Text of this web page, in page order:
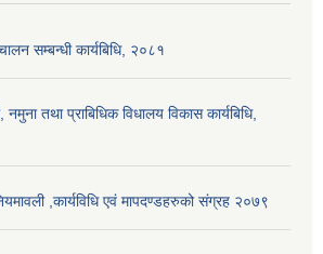
सम्बन्धी कार्यबिधि, २०८१
तथा प्राबिधिक विधालय विकास कार्यबिधि,
,कार्यविधि एवं मापदण्डहरुको संग्रह २०७९